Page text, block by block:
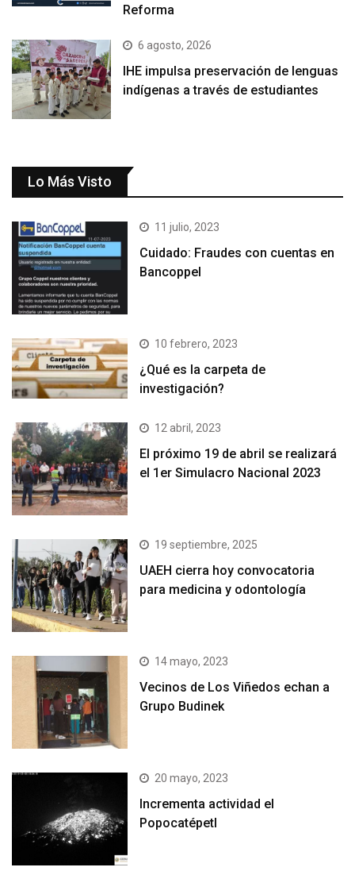
Reforma
6 agosto, 2026
IHE impulsa preservación de lenguas
indígenas a través de estudiantes
Lo Más Visto
11 julio, 2023
Cuidado: Fraudes con cuentas en
Bancoppel
10 febrero, 2023
¿Qué es la carpeta de
investigación?
12 abril, 2023
El próximo 19 de abril se realizará
el 1er Simulacro Nacional 2023
19 septiembre, 2025
UAEH cierra hoy convocatoria
para medicina y odontología
14 mayo, 2023
Vecinos de Los Viñedos echan a
Grupo Budinek
20 mayo, 2023
Incrementa actividad el
Popocatépetl